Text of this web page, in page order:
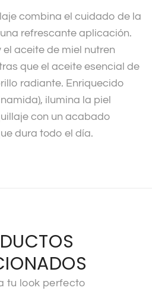
combina el cuidado de la
refrescante aplicación.
aceite de miel nutren
que el aceite esencial de
radiante. Enriquecido
ilumina la piel
con un acabado
dura todo el día.
tu look perfecto